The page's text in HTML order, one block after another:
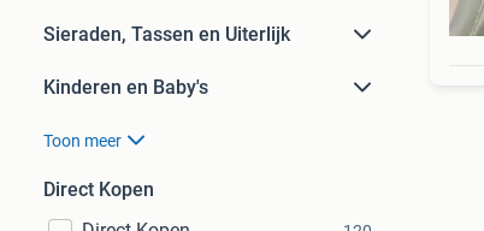
Sieraden, Tassen en Uiterlijk
Kinderen en Baby's
Toon meer
Direct Kopen